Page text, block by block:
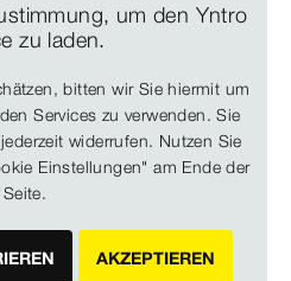
um den Yntro
zu laden.
bitten wir Sie hiermit um
Services zu verwenden. Sie
widerrufen. Nutzen Sie
Einstellungen" am Ende der
Seite.
AKZEPTIEREN